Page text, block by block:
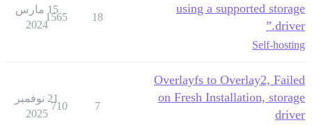
using a supported storage
driver.”
Self-hosting
18
1565
15 مارس
2024
Overlayfs to Overlay2, Failed
on Fresh Installation, storage
driver
7
710
21 نوفمبر
2025